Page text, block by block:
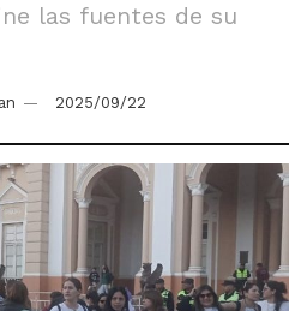
las fuentes de su
2025/09/22